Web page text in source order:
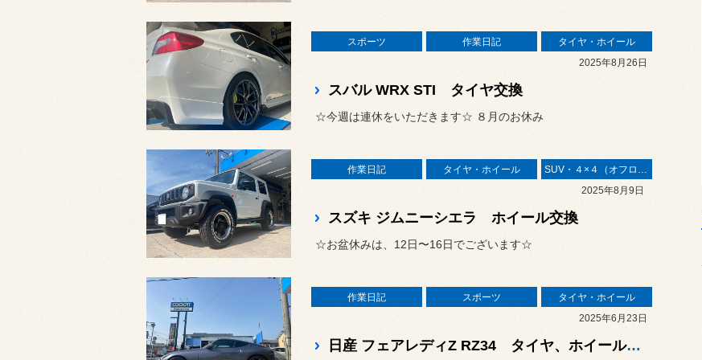
スポーツ 作業日記
タイヤ・ホイール
2025年8月26日
スバル WRX STI タイヤ交換
☆今週は連休をいただきます☆ ８月のお休み
作業日記 タイヤ・ホイール
SUV・４×４（オフロード）
2025年8月9日
スズキ ジムニーシエラ ホイール交換
☆お盆休みは、12日〜16日でございます☆
作業日記 スポーツ
タイヤ・ホイール
2025年6月23日
日産 フェアレディZ RZ34 タイヤ、ホイール装着